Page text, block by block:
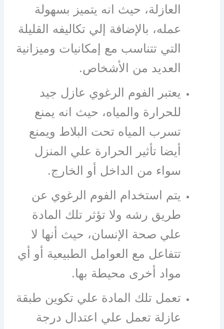
العازلة، حيث انه يتميز بسهولة
عمله، بالإضافة إلي تكاليفه القليلة
التي تتناسب مع إمكانيات وميزانية
العديد من الأشخاص.
يعتبر الفوم الرغوي عازل جيد
للحرارة والمياه، حيث انه يمنع
تسرب المياه تحت البلاط ويمنع
أيضا تأثير الحرارة علي المنزل
سواء من الداخل أو الخارج.
يتم استخدام الفوم الرغوي عن
طريق رشه ولا تؤثر تلك المادة
علي صحة الإنسان، حيث أنها لا
تتفاعل مع العوامل الطبيعية أو أي
مواد أخرى محيطة بها.
تعمل تلك المادة علي تكوين طبقة
عازلة تعمل علي اعتدال درجة